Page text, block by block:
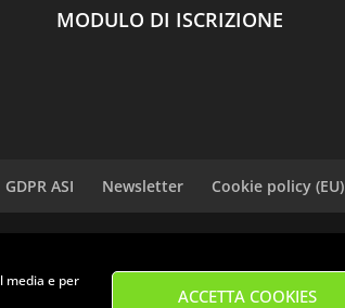
media e per
ACCETTA COOKIES
MODULO DI ISCRIZIONE
GDPR ASI Newsletter Cookie policy (EU)